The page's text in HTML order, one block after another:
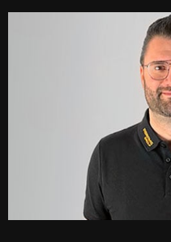
Miembro de